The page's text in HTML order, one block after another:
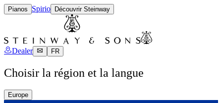
Pianos Spirio Découvrir Steinway
Dealer FR
Choisir la région et la langue
Europe